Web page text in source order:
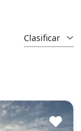
Clasificar